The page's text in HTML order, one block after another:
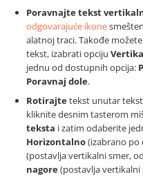
Poravnajte tekst
odgovarajuće ikone
alatnoj traci. Takođe
tekst, izabrati opciju
jednu od dostupnih opcija:
Poravnaj dole.
Rotirajtetekst unutar
kliknite desnim tasterom
teksta i zatim odaberite
Horizontalno(izabrano po
(postavlja vertikalni smer,
nagore(postavlja vertikalni